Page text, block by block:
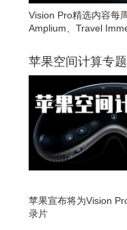
Vision Pro精选内容每
Amplium、Travel
苹果空间计算专题
苹果宣布将为Vision
录片